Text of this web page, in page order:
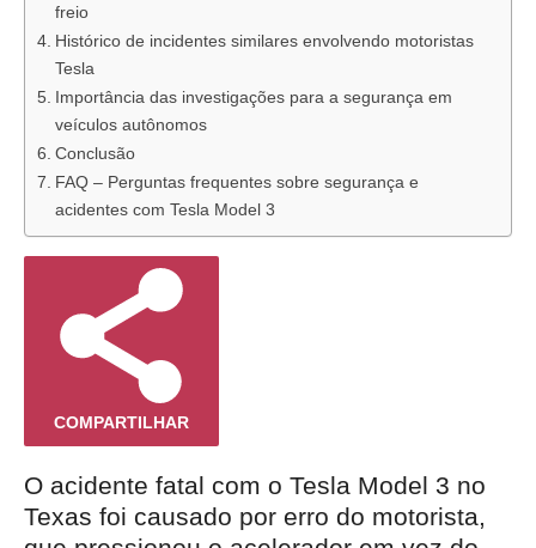
freio
Histórico de incidentes similares envolvendo motoristas
Tesla
Importância das investigações para a segurança em
veículos autônomos
Conclusão
FAQ – Perguntas frequentes sobre segurança e
acidentes com Tesla Model 3
COMPARTILHAR
O acidente fatal com o Tesla Model 3 no
Texas foi causado por erro do motorista,